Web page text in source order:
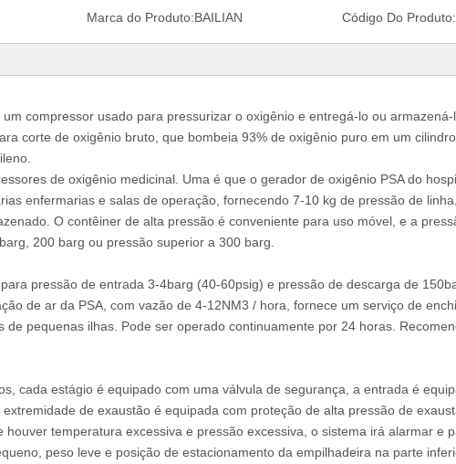
Marca do Produto:BAILIAN Código Do Produto:
compressor usado para pressurizar o oxigênio e entregá-lo ou armazená-
corte de oxigênio bruto, que bombeia 93% de oxigênio puro em um
de oxigênio medicinal. Uma é que o gerador de oxigênio PSA do
enfermarias e salas de operação, fornecendo 7-10 kg de pressão de
O contêiner de alta pressão é conveniente para uso móvel, e a
200 barg ou pressão superior a 300 barg.
pressão de entrada 3-4barg (40-60psig) e pressão de descarga de
de ar da PSA, com vazão de 4-12NM3 / hora, fornece um serviço de
de pequenas ilhas. Pode ser operado continuamente por 24 horas.
cada estágio é equipado com uma válvula de segurança, a entrada é
de exaustão é equipada com proteção de alta pressão de
houver temperatura excessiva e pressão excessiva, o sistema irá alarmar e
peso leve e posição de estacionamento da empilhadeira na parte